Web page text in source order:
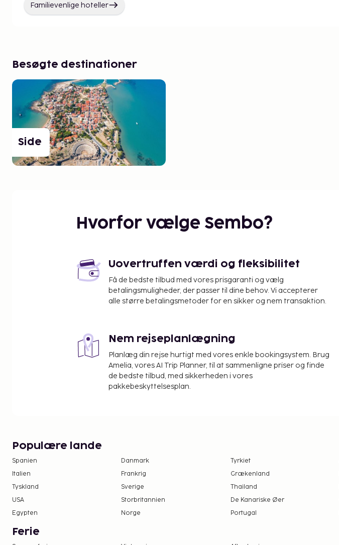
Familievenlige hoteller
Besøgte destinationer
Side
Hvorfor vælge Sembo?
Uovertruffen værdi og fleksibilitet
Få de bedste tilbud med vores prisgaranti og vælg
betalingsmuligheder, der passer til dine behov. Vi accepterer
alle større betalingsmetoder for en sikker og nem transaktion.
Nem rejseplanlægning
Planlæg din rejse hurtigt med vores enkle bookingsystem. Brug
Amelia, vores AI Trip Planner, til at sammenligne priser og finde
de bedste tilbud, med sikkerheden i vores
pakkebeskyttelsesplan.
Populære lande
Spanien Danmark
Tyrkiet
Italien
Frankrig
Grækenland
Tyskland
Sverige
Thailand
USA
Storbritannien
De Kanariske Øer
Egypten
Norge Portugal
Ferie